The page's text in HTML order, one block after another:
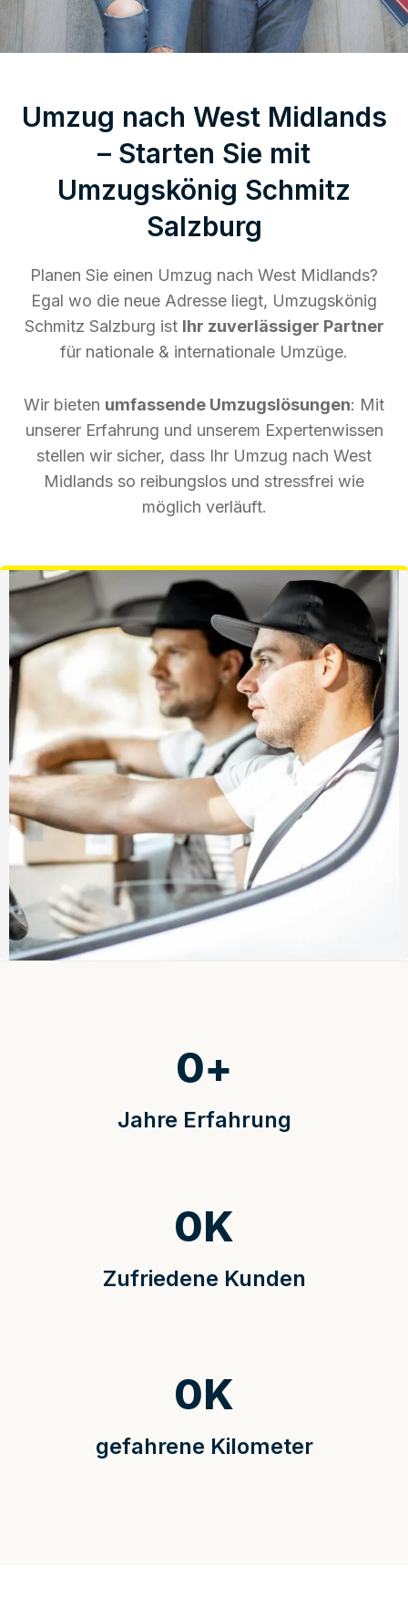
Umzug nach West Midlands
– Starten Sie mit
Umzugskönig Schmitz
Salzburg
Planen Sie einen Umzug nach West Midlands?
Egal wo die neue Adresse liegt, Umzugskönig
Schmitz Salzburg ist Ihr zuverlässiger Partner
für nationale & internationale Umzüge.
Wir bieten umfassende Umzugslösungen: Mit
unserer Erfahrung und unserem Expertenwissen
stellen wir sicher, dass Ihr Umzug nach West
Midlands so reibungslos und stressfrei wie
möglich verläuft.
Jahre Erfahrung
0+
Zufriedene Kunden
0K
gefahrene Kilometer
0K